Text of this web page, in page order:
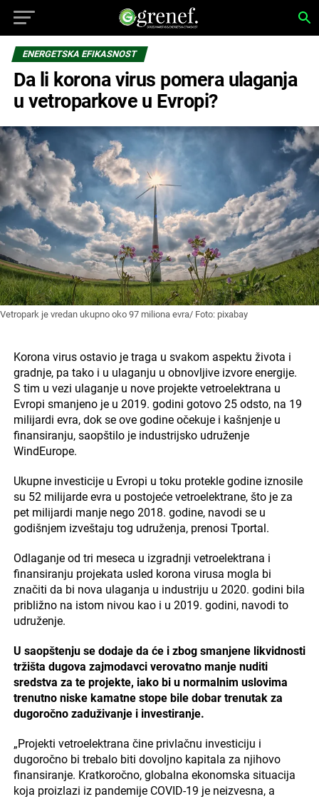
ENERGETSKA EFIKASNOST
Da li korona virus pomera ulaganja
u vetroparkove u Evropi?
Vetropark je vredan ukupno oko 97 miliona evra/ Foto: pixabay
Korona virus ostavio je traga u svakom aspektu života i
gradnje, pa tako i u ulaganju u obnovljive izvore energije.
S tim u vezi ulaganje u nove projekte vetroelektrana u
Evropi smanjeno je u 2019. godini gotovo 25 odsto, na 19
milijardi evra, dok se ove godine očekuje i kašnjenje u
finansiranju, saopštilo je industrijsko udruženje
WindEurope.
Ukupne investicije u Evropi u toku protekle godine iznosile
su 52 milijarde evra u postojeće vetroelektrane, što je za
pet milijardi manje nego 2018. godine, navodi se u
godišnjem izveštaju tog udruženja, prenosi Tportal.
Odlaganje od tri meseca u izgradnji vetroelektrana i
finansiranju projekata usled korona virusa mogla bi
značiti da bi nova ulaganja u industriju u 2020. godini bila
približno na istom nivou kao i u 2019. godini, navodi to
udruženje.
U saopštenju se dodaje da će i zbog smanjene likvidnosti
tržišta dugova zajmodavci verovatno manje nuditi
sredstva za te projekte, iako bi u normalnim uslovima
trenutno niske kamatne stope bile dobar trenutak za
dugoročno zaduživanje i investiranje.
„Projekti vetroelektrana čine privlačnu investiciju i
dugoročno bi trebalo biti dovoljno kapitala za njihovo
finansiranje. Kratkoročno, globalna ekonomska situacija
koja proizlazi iz pandemije COVID-19 je neizvesna, a